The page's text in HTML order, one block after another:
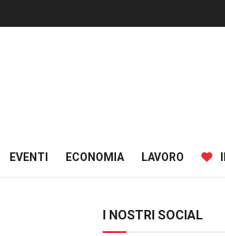
EVENTI ECONOMIA LAVORO
I NOSTRI SOCIAL